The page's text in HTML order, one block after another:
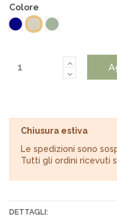
Colore
Blu
CordaSalvia
Chiusura estiva
Le spedizioni sono
Tutti gli ordini ricevuti
DETTAGLI: